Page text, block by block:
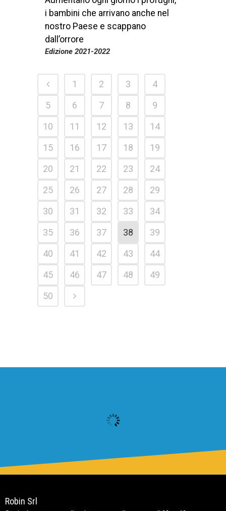
i bambini che arrivano anche nel
nostro Paese e scappano
dall’orrore
Edizione 2021-2022
1 2 3
4
5
6 7 8
9
10
11 12 13
14
15
16 17 18
19
20
21 22 23
24
25
26 27 28
29
30
31 32 33
34
35
36 37 38
39
40
41 42 43
44
45
46 47 48
49
50
Robin Srl